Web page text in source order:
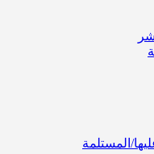
المستلمة